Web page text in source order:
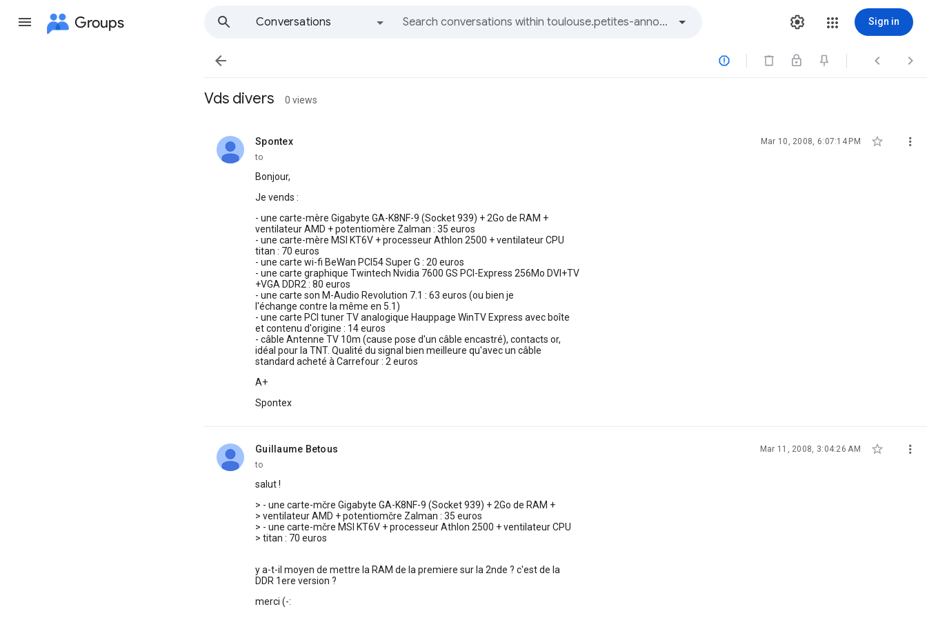
Groups
Conversations
Sign in
   
Vds divers 0 views
Spontex
unread, Mar 10, 2008, 6:07:14 PM  
to
Bonjour,
Je vends :
- une carte-mère Gigabyte GA-K8NF-9 (Socket 939) + 2Go de RAM +
ventilateur AMD + potentiomère Zalman : 35 euros
- une carte-mère MSI KT6V + processeur Athlon 2500 + ventilateur CPU
titan : 70 euros
- une carte wi-fi BeWan PCI54 Super G : 20 euros
- une carte graphique Twintech Nvidia 7600 GS PCI-Express 256Mo DVI+TV
+VGA DDR2 : 80 euros
- une carte son M-Audio Revolution 7.1 : 63 euros (ou bien je
l'échange contre la même en 5.1)
- une carte PCI tuner TV analogique Hauppage WinTV Express avec boîte
et contenu d'origine : 14 euros
- câble Antenne TV 10m (cause pose d'un câble encastré), contacts or,
idéal pour la TNT. Qualité du signal bien meilleure qu'avec un câble
standard acheté à Carrefour : 2 euros
A+
Spontex
Guillaume Betous
unread, Mar 11, 2008, 3:04:26 AM  
to
salut !
> - une carte-mčre Gigabyte GA-K8NF-9 (Socket 939) + 2Go de RAM +
> ventilateur AMD + potentiomčre Zalman : 35 euros
> - une carte-mčre MSI KT6V + processeur Athlon 2500 + ventilateur CPU
> titan : 70 euros
y a-t-il moyen de mettre la RAM de la premiere sur la 2nde ? c'est de la
DDR 1ere version ?
merci (-: